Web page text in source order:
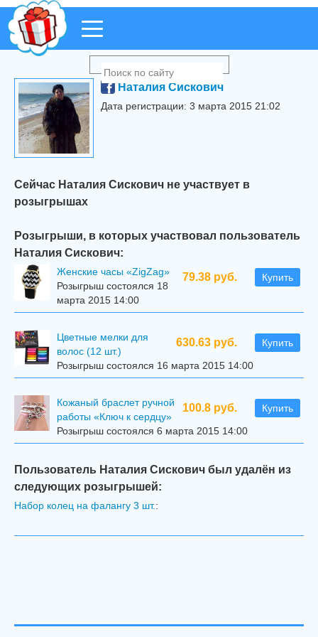
Наталия Сискович
Дата регистрации: 3 марта 2015 21:02
Сейчас Наталия Сискович не участвует в
розыгрышах
Розыгрыши, в которых участвовал пользователь
Наталия Сискович:
79.38 руб. Купить
Женские часы «ZigZag»
Розыгрыш состоялся 18
марта 2015 14:00
630.63 руб. Купить
Цветные мелки для
волос (12 шт.)
Розыгрыш состоялся 16 марта 2015 14:00
100.8 руб. Купить
Кожаный браслет ручной
работы «Ключ к сердцу»
Розыгрыш состоялся 6 марта 2015 14:00
Пользователь Наталия Сискович был удалён из
следующих розыгрышей:
Набор колец на фалангу 3 шт.: